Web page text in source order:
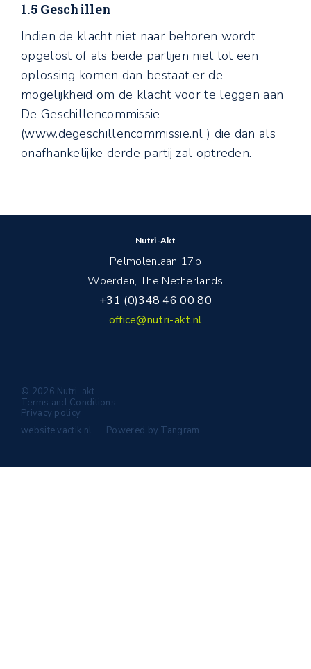
1.5 Geschillen
Indien de klacht niet naar behoren wordt
opgelost of als beide partijen niet tot een
oplossing komen dan bestaat er de
mogelijkheid om de klacht voor te leggen aan
De Geschillencommissie
(www.degeschillencommissie.nl ) die dan als
onafhankelijke derde partij zal optreden.
Nutri-Akt
Pelmolenlaan 17b
Woerden, The Netherlands
+31 (0)348 46 00 80
office@nutri-akt.nl
© 2026 Nutri-akt
Terms and Conditions
Privacy policy
websitevactik.nl Powered by Tangram